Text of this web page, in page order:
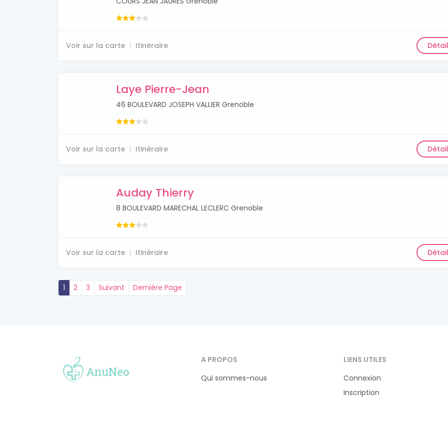
Voir sur la carte Itinéraire
Laye Pierre-Jean
46 BOULEVARD JOSEPH VALLIER Grenoble
Voir sur la carte Itinéraire
Auday Thierry
8 BOULEVARD MARECHAL LECLERC Grenoble
Voir sur la carte Itinéraire
1 2 3 Suivant Dernière Page
A PROPOS
Qui sommes-nous
LIENS UTILES
Connexion
Inscription